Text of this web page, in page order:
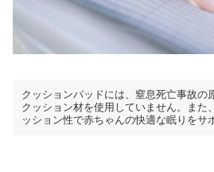
クッションパッドには、窒息死亡事故の
クッション材を使用していません。また
ッション性で赤ちゃんの快適な眠りをサ